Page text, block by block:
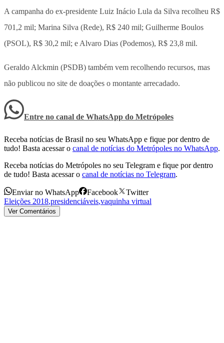
A campanha do ex-presidente Luiz Inácio Lula da Silva recolheu R$
701,2 mil; Marina Silva (Rede), R$ 240 mil; Guilherme Boulos
(PSOL), R$ 30,2 mil; e Alvaro Dias (Podemos), R$ 23,8 mil.
Geraldo Alckmin (PSDB) também vem recolhendo recursos, mas
não publicou no site de doações o montante arrecadado.
Entre no canal de WhatsApp do Metrópoles
Receba notícias de Brasil no seu WhatsApp e fique por dentro de
tudo! Basta acessar o canal de notícias do Metrópoles no WhatsApp.
Receba notícias do Metrópoles no seu Telegram e fique por dentro
de tudo! Basta acessar o canal de notícias no Telegram.
Enviar no WhatsApp Facebook
Twitter
Eleições 2018,presidenciáveis,vaquinha virtual
Ver Comentários